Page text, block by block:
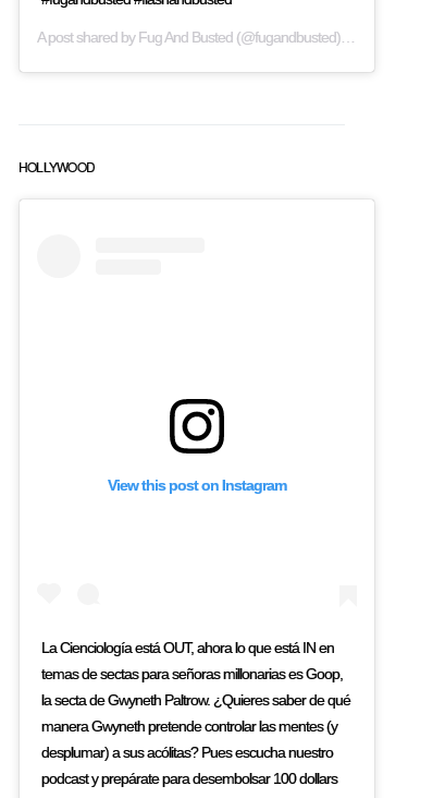
A post shared byFug And Busted(@fugandbusted) on
HOLLYWOOD
View this post on Instagram
La Cienciología está OUT, ahora lo que está IN en
temas de sectas para señoras millonarias es Goop,
la secta de Gwyneth Paltrow. ¿Quieres saber de qué
manera Gwyneth pretende controlar las mentes (y
desplumar) a sus acólitas? Pues escucha nuestro
podcast y prepárate para desembolsar 100 dollars